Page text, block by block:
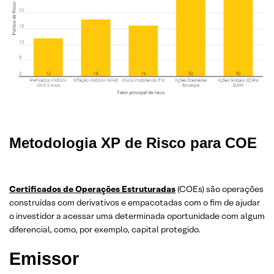
Metodologia XP de Risco para COE
Certificados de Operações Estruturadas(COEs) são operações
construídas com derivativos e empacotadas com o fim de ajudar
o investidor a acessar uma determinada oportunidade com algum
diferencial, como, por exemplo, capital protegido.
Emissor